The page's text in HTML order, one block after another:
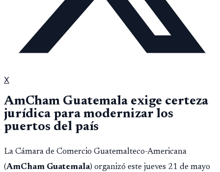
X
AmCham Guatemala exige certeza
jurídica para modernizar los
puertos del país
La Cámara de Comercio Guatemalteco-Americana
(AmCham Guatemala) organizó este jueves 21 de mayo